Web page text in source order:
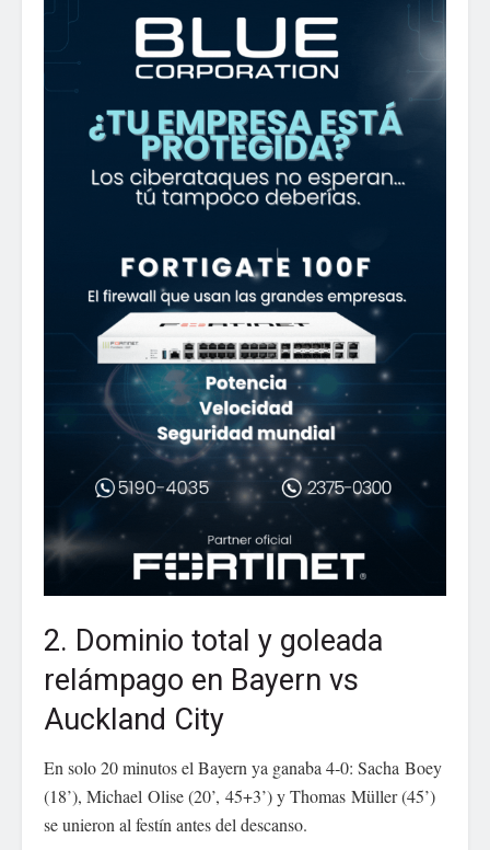
2. Dominio total y goleada
relámpago en Bayern vs
Auckland City
En solo 20 minutos el Bayern ya ganaba 4‑0: Sacha Boey
(18’), Michael Olise (20’, 45+3’) y Thomas Müller (45’)
se unieron al festín antes del descanso.